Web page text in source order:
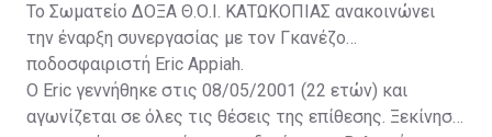
Το Σωματείο ΔΟΞΑ Θ.Ο.Ι. ΚΑΤΩΚΟΠΙΑΣ ανακοινώνει
την έναρξη συνεργασίας με τον Γκανέζο
ποδοσφαιριστή Eric Appiah.
Ο Eric γεννήθηκε στις 08/05/2001 (22 ετών) και
αγωνίζεται σε όλες τις θέσεις της επίθεσης. Ξεκίνησε